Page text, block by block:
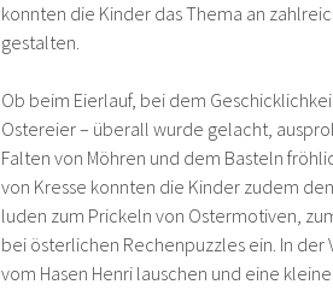
konnten die Kinder das Thema an
gestalten.
Ob beim Eierlauf, bei dem
Ostereier – überall wurde gelacht,
Falten von Möhren und dem Basteln
von Kresse konnten die Kinder zudem
luden zum Prickeln von Ostermotiven,
bei österlichen Rechenpuzzles ein. In
vom Hasen Henri lauschen und eine